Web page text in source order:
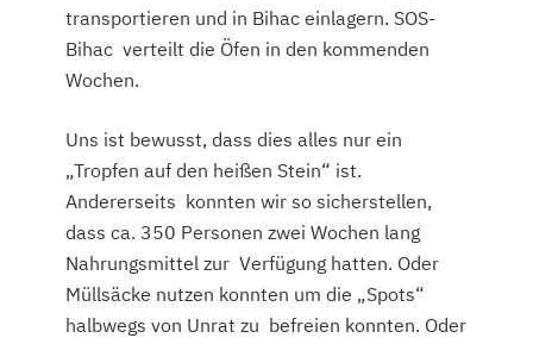
transportieren und in Bihac einlagern. SOS-
Bihac verteilt die Öfen in den kommenden
Wochen.
Uns ist bewusst, dass dies alles nur ein
„Tropfen auf den heißen Stein“ ist.
Andererseits konnten wir so sicherstellen,
dass ca. 350 Personen zwei Wochen lang
Nahrungsmittel zur Verfügung hatten. Oder
Müllsäcke nutzen konnten um die „Spots“
halbwegs von Unrat zu befreien konnten. Oder